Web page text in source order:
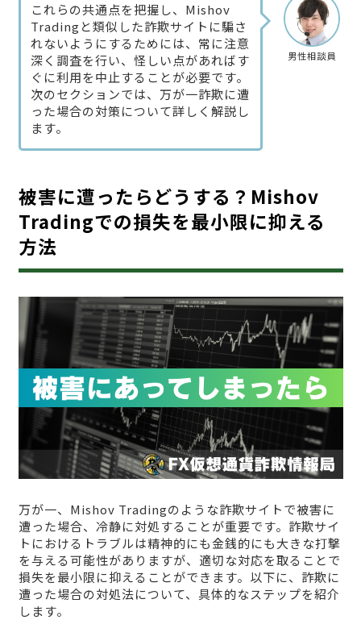
男性相談員
これらの共通点を把握し、Mishov
Tradingと類似した詐欺サイトに騙さ
れないようにするためには、常に注意
深く調査を行い、怪しい点があればす
ぐに利用を中止することが必要です。
次のセクションでは、万が一詐欺に遭
った場合の対策について詳しく解説し
ます。
被害に遭ったらどうする？Mishov
Tradingでの損失を最小限に抑える
方法
万が一、Mishov Tradingのような詐欺サイトで被害に
遭った場合、冷静に対処することが重要です。詐欺サイ
トにおけるトラブルは精神的にも金銭的にも大きな打撃
を与える可能性がありますが、適切な対応を取ることで
損失を最小限に抑えることができます。以下に、詐欺に
遭った場合の対処法について、具体的なステップを紹介
します。